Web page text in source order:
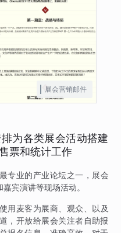
展会营销邮件
为各类展会活动搭建
票和统计工作
专业的产业论坛之一，展会
宾演讲等现场活动。
用麦客为展商、观众、以及
，开放给展会关注者自助报